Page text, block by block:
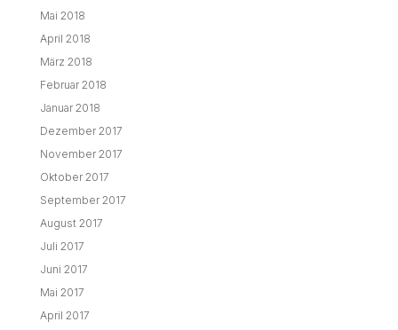
Mai 2018
April 2018
März 2018
Februar 2018
Januar 2018
Dezember 2017
November 2017
Oktober 2017
September 2017
August 2017
Juli 2017
Juni 2017
Mai 2017
April 2017